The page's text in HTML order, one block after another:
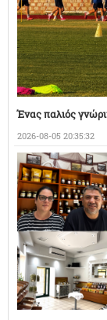
Ένας παλιός
2026-08-05 20:35:32